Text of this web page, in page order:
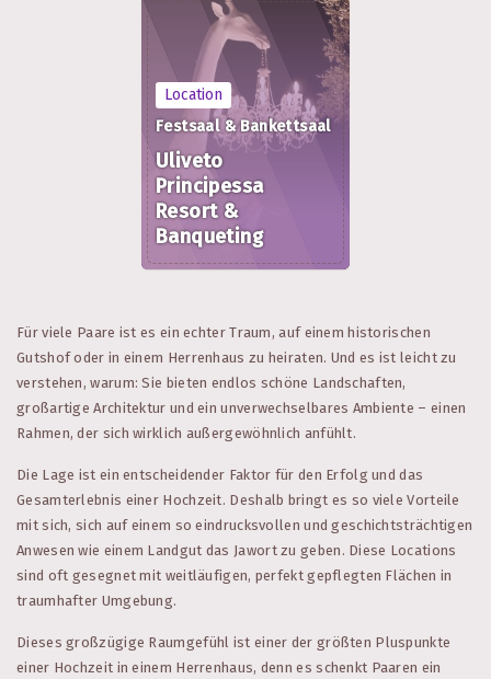
Location
Festsaal & Bankettsaal
Uliveto
Principessa
Resort &
Banqueting
Für viele Paare ist es ein echter Traum, auf einem historischen
Gutshof oder in einem Herrenhaus zu heiraten. Und es ist leicht zu
verstehen, warum: Sie bieten endlos schöne Landschaften,
großartige Architektur und ein unverwechselbares Ambiente – einen
Rahmen, der sich wirklich außergewöhnlich anfühlt.
Die Lage ist ein entscheidender Faktor für den Erfolg und das
Gesamterlebnis einer Hochzeit. Deshalb bringt es so viele Vorteile
mit sich, sich auf einem so eindrucksvollen und geschichtsträchtigen
Anwesen wie einem Landgut das Jawort zu geben. Diese Locations
sind oft gesegnet mit weitläufigen, perfekt gepflegten Flächen in
traumhafter Umgebung.
Dieses großzügige Raumgefühl ist einer der größten Pluspunkte
einer Hochzeit in einem Herrenhaus, denn es schenkt Paaren ein